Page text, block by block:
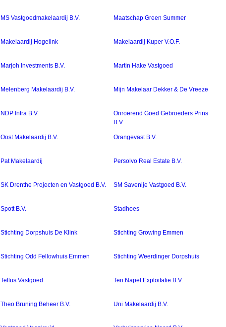
MS Vastgoedmakelaardij B.V. Maatschap Green Summer
Makelaardij Hogelink Makelaardij Kuper V.O.F.
Marjoh Investments B.V. Martin Hake Vastgoed
Melenberg Makelaardij B.V. Mijn Makelaar Dekker & De Vreeze
NDP Infra B.V.
Onroerend Goed Gebroeders Prins
B.V.
Oost Makelaardij B.V. Orangevast B.V.
Pat Makelaardij Persolvo Real Estate B.V.
SK Drenthe Projecten en Vastgoed B.V. SM Savenije Vastgoed B.V.
Spott B.V. Stadhoes
Stichting Dorpshuis De Klink Stichting Growing Emmen
Stichting Odd Fellowhuis Emmen Stichting Weerdinger Dorpshuis
Tellus Vastgoed Ten Napel Exploitatie B.V.
Theo Bruning Beheer B.V. Uni Makelaardij B.V.